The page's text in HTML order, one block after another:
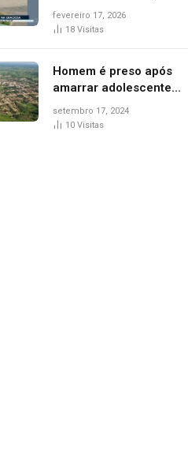
na frente de base da
Guarda Metropolitana
fevereiro 17, 2026
18 Visitas
Homem é preso após
amarrar adolescente
suspeito de furto em
estaca de cerca e
setembro 17, 2024
10 Visitas